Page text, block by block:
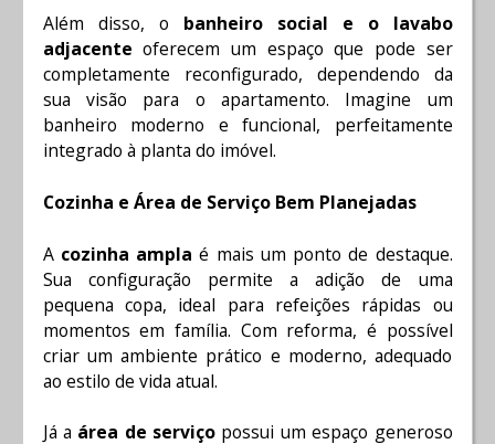
Além disso, o banheiro social e o lavabo
adjacente oferecem um espaço que pode ser
completamente reconfigurado, dependendo da
sua visão para o apartamento. Imagine um
banheiro moderno e funcional, perfeitamente
integrado à planta do imóvel.
Cozinha e Área de Serviço Bem Planejadas
A cozinha ampla é mais um ponto de destaque.
Sua configuração permite a adição de uma
pequena copa, ideal para refeições rápidas ou
momentos em família. Com reforma, é possível
criar um ambiente prático e moderno, adequado
ao estilo de vida atual.
Já a área de serviço possui um espaço generoso